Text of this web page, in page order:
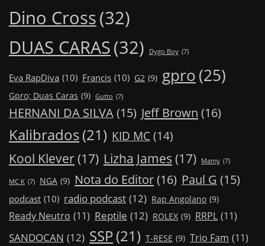
Dino Cross(32)
DUAS CARAS(32) Dygo Boy (7)
Eva RapDiva (10) Francis (10) G2 (9) gpro(25)
Gpro; Duas Caras (9) Gutto (7)
HERNANI DA SILVA(15) Jeff Brown (16)
Kalibrados(21) KID MC (14)
Kool Klever (17) Lizha James (17) Mamy (7)
MC K (7) NGA (9) Nota do Editor(16) Paul G (15)
podcast (10) radio podcast (12) Rap Angolano (9)
Ready Neutro (11) Reptile (12) ROLEX (9) RRPL (11)
SANDOCAN (12) SSP(21) T-RESE (9) Trio Fam (11)